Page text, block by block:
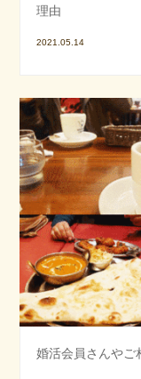
理由
2021.05.14
婚活会員さんやご